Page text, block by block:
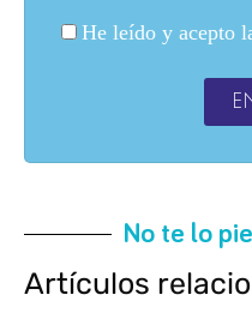
He leído y acepto
No te lo
Artículos